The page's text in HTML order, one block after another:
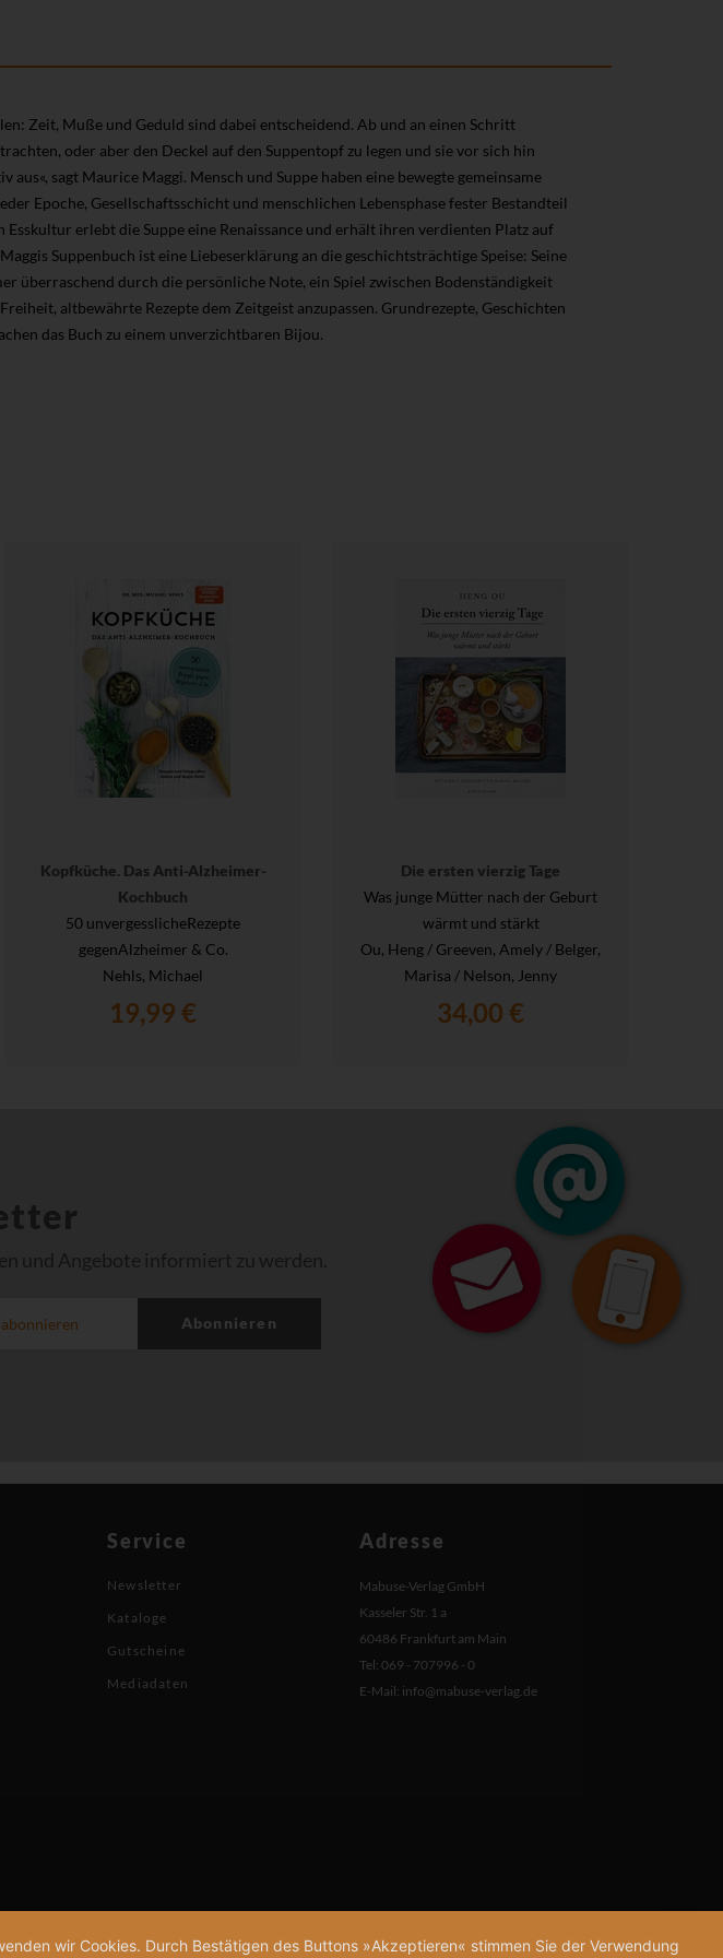
Zeit, Muße und Geduld sind dabei entscheidend. Ab und an einen Schritt
oder aber den Deckel auf den Suppentopf zu legen und sie vor sich hin
aus«, sagt Maurice Maggi. Mensch und Suppe haben eine bewegte gemeinsame
Epoche, Gesellschaftsschicht und menschlichen Lebensphase fester Bestandteil
Esskultur erlebt die Suppe eine Renaissance und erhält ihren verdienten Platz auf
Suppenbuch ist eine Liebeserklärung an die geschichtsträchtige Speise: Seine
überraschend durch die persönliche Note, ein Spiel zwischen Bodenständigkeit
altbewährte Rezepte dem Zeitgeist anzupassen. Grundrezepte, Geschichten
das Buch zu einem unverzichtbaren Bijou.
Kopfküche. Das Anti-Alzheimer-
Kochbuch
50 unvergesslicheRezepte
gegenAlzheimer & Co.
Nehls, Michael
19,99 €
Die ersten vierzig Tage
Was junge Mütter nach der Geburt
wärmt und stärkt
Ou, Heng / Greeven, Amely / Belger,
Marisa / Nelson, Jenny
34,00 €
und Angebote informiert zu werden.
Abonnieren
Service
Newsletter
Kataloge
Gutscheine
Mediadaten
Adresse
Mabuse-Verlag GmbH
Kasseler Str. 1 a
60486 Frankfurt am Main
Tel: 069 - 707996 - 0
E-Mail: info@mabuse-verlag.de
wir Cookies. Durch Bestätigen des Buttons »Akzeptieren« stimmen Sie der Verwendung